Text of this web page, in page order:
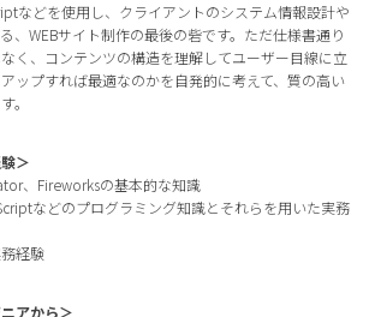
などを使用し、クライアントのシステム情報設計や
、WEBサイト制作の最後の砦です。ただ仕様書通り
く、コンテンツの構造を理解してユーザー目線に立
ップすれば最適なのかを自発的に考えて、質の高い
。
＞
、Fireworksの基本的な知識
などのプログラミング知識とそれらを用いた実務
経験
アから＞